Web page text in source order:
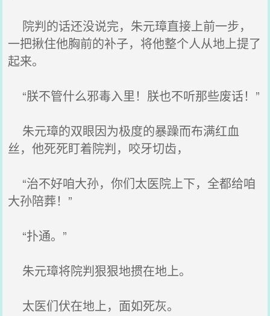
院判的话还没说完，朱元璋直接上前一步，
一把揪住他胸前的补子，将他整个人从地上提了
起来。
“朕不管什么邪毒入里！朕也不听那些废话！”
朱元璋的双眼因为极度的暴躁而布满红血
丝，他死死盯着院判，咬牙切齿，
“治不好咱大孙，你们太医院上下，全都给咱
大孙陪葬！”
“扑通。”
朱元璋将院判狠狠地掼在地上。
太医们伏在地上，面如死灰。